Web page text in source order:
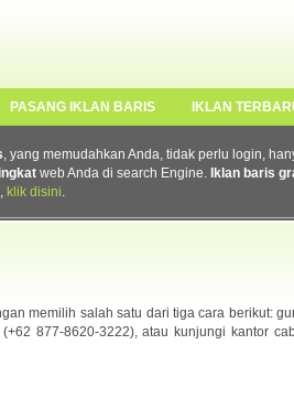
PASANG IKLAN BARIS IKLAN
, yang memudahkan Anda, tidak perlu login,
web Anda di search Engine. Iklan baris
klik disini.
memilih salah satu dari tiga cara berikut:
877-8620-3222), atau kunjungi kantor